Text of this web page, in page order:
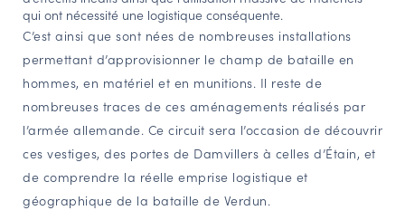
PORTAIL CULTURE
Comité d'Histoire Régionale
Service Inventaire et Patrimoines de la Région Grand Est
VOUS ÊTES…
Amateurs d’histoire et de patrimoine
Responsables de structures
qui ont nécessité une logistique conséquente.
C’est ainsi que sont nées de nombreuses installations
permettant d’approvisionner le champ de bataille en
hommes, en matériel et en munitions. Il reste de
nombreuses traces de ces aménagements réalisés par
l’armée allemande. Ce circuit sera l’occasion de découvrir
ces vestiges, des portes de Damvillers à celles d’Étain, et
de comprendre la réelle emprise logistique et
géographique de la bataille de Verdun.